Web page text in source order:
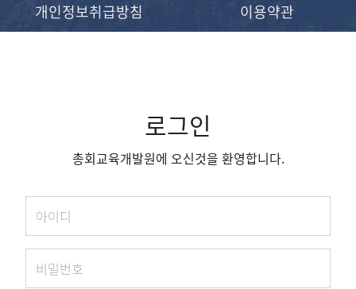
개인정보취급방침
이용약관
로그인
총회교육개발원에 오신것을 환영합니다.